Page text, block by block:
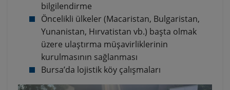
bilgilendirme
Öncelikli ülkeler (Macaristan, Bulgaristan,
Yunanistan, Hırvatistan vb.) başta olmak
üzere ulaştırma müşavirliklerinin
kurulmasının sağlanması
Bursa’da lojistik köy çalışmaları